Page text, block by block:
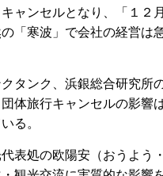
ャンセルとなり、「１２
「寒波」で会社の経営は
タンク、浜銀総合研究所
体旅行キャンセルの影響
る。
表処の欧陽安（おうよう